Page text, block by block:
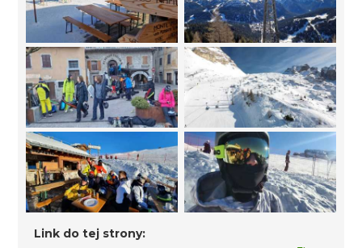
Link do tej strony: